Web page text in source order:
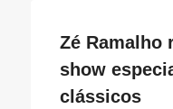
Zé Ramalho
show
clássicos